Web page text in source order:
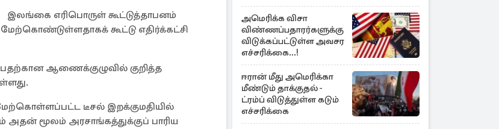
இலங்கை எரிபொருள் கூட்டுத்தாபனம்
கூட்டு எதிர்க்கட்சி
ஆணைக்குழுவில் குறித்த
டீசல் இறக்குமதியில்
மூலம் அரசாங்கத்துக்குப் பாரிய
அமெரிக்க விசா
விண்ணப்பதாரர்களுக்கு
விடுக்கப்பட்டுள்ள அவசர
எச்சரிக்கை...!
ஈரான் மீது அமெரிக்கா
மீண்டும் தாக்குதல் -
ட்ரம்ப் விடுத்துள்ள கடும்
எச்சரிக்கை